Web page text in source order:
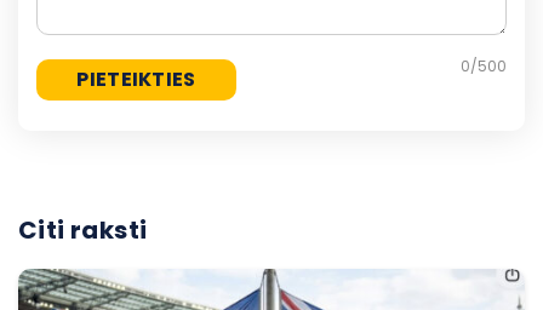
0/500
Citi raksti